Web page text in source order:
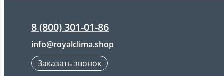
8 (800) 301-01-86
info@royalclima.shop
Заказать звонок